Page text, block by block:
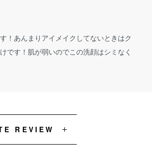
！あんまりアイメイクしてないときはク
です！肌が弱いのでこの洗顔はシミなく
REVIEW